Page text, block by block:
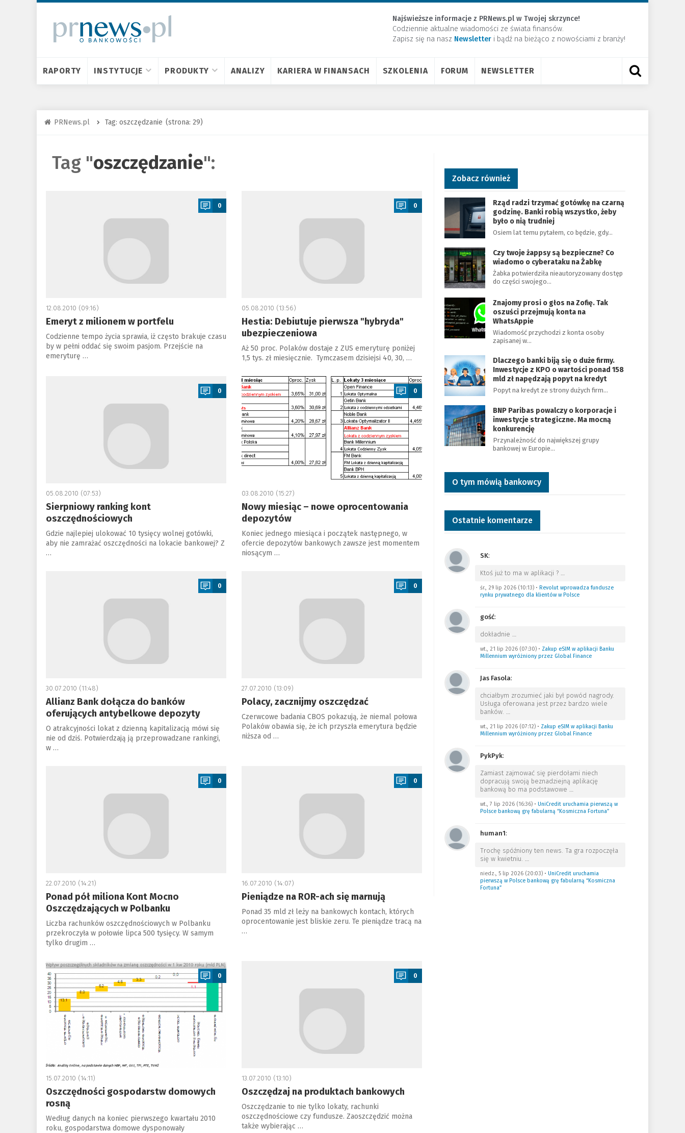
Najświeższe informacje z PRNews.pl w Twojej skrzynce!
Codziennie aktualne wiadomości ze świata finansów.
Zapisz się na nasz Newsletter ​i bądź na bieżąco z nowościami z branży!
RAPORTY INSTYTUCJE PRODUKTY ANALIZY KARIERA W FINANSACH SZKOLENIA FORUM NEWSLETTER
PRNews.pl Tag: oszczędzanie (strona: 29)
Tag "oszczędzanie":
0
12.08.2010 (09:16)
Emeryt z milionem w portfelu
Codzienne tempo życia sprawia, iż często brakuje czasu
by w pełni oddać się swoim pasjom. Przejście na
emeryturę …
0
05.08.2010 (13:56)
Hestia: Debiutuje pierwsza "hybryda"
ubezpieczeniowa
Aż 50 proc. Polaków dostaje z ZUS emeryturę poniżej
1,5 tys. zł miesięcznie. Tymczasem dzisiejsi 40, 30, …
0
05.08.2010 (07:53)
Sierpniowy ranking kont
oszczędnościowych
Gdzie najlepiej ulokować 10 tysięcy wolnej gotówki,
aby nie zamrażać oszczędności na lokacie bankowej? Z
…
a
0
03.08.2010 (15:27)
Nowy miesiąc – nowe oprocentowania
depozytów
Koniec jednego miesiąca i początek następnego, w
ofercie depozytów bankowych zawsze jest momentem
niosącym …
0
30.07.2010 (11:48)
Allianz Bank dołącza do banków
oferujących antybelkowe depozyty
O atrakcyjności lokat z dzienną kapitalizacją mówi się
nie od dziś. Potwierdzają ją przeprowadzane rankingi,
w …
0
27.07.2010 (13:09)
Polacy, zacznijmy oszczędzać
Czerwcowe badania CBOS pokazują, że niemal połowa
Polaków obawia się, że ich przyszła emerytura będzie
niższa od …
0
22.07.2010 (14:21)
Ponad pół miliona Kont Mocno
Oszczędzających w Polbanku
Liczba rachunków oszczędnościowych w Polbanku
przekroczyła w połowie lipca 500 tysięcy. W samym
tylko drugim …
0
16.07.2010 (14:07)
Pieniądze na ROR-ach się marnują
Ponad 35 mld zł leży na bankowych kontach, których
oprocentowanie jest bliskie zeru. Te pieniądze tracą na
…
a
0
15.07.2010 (14:11)
Oszczędności gospodarstw domowych
rosną
Według danych na koniec pierwszego kwartału 2010
roku, gospodarstwa domowe dysponowały
0
13.07.2010 (13:10)
Oszczędzaj na produktach bankowych
Oszczędzanie to nie tylko lokaty, rachunki
oszczędnościowe czy fundusze. Zaoszczędzić można
także wybierając …
Zobacz również
Rząd radzi trzymać gotówkę na czarną
godzinę. Banki robią wszystko, żeby
było o nią trudniej
Osiem lat temu pytałem, co będzie, gdy…
Czy twoje żappsy są bezpieczne? Co
wiadomo o cyberataku na Żabkę
Żabka potwierdziła nieautoryzowany dostęp
do części swojego…
Znajomy prosi o głos na Zofię. Tak
oszuści przejmują konta na
WhatsAppie
Wiadomość przychodzi z konta osoby
zapisanej w…
Dlaczego banki biją się o duże firmy.
Inwestycje z KPO o wartości ponad 158
mld zł napędzają popyt na kredyt
Popyt na kredyt ze strony dużych firm…
BNP Paribas powalczy o korporacje i
inwestycje strategiczne. Ma mocną
konkurencję
Przynależność do największej grupy
bankowej w Europie…
O tym mówią bankowcy
Ostatnie komentarze
SK:
Ktoś już to ma w aplikacji ? …
śr., 29 lip 2026 (10:13)• Revolut wprowadza fundusze
rynku prywatnego dla klientów w Polsce
gość:
dokładnie …
wt., 21 lip 2026 (07:30)• Zakup eSIM w aplikacji Banku
Millennium wyróżniony przez Global Finance
Jas Fasola:
chciałbym zrozumieć jaki był powód nagrody.
Usługa oferowana jest przez bardzo wiele
banków. …
wt., 21 lip 2026 (07:12)• Zakup eSIM w aplikacji Banku
Millennium wyróżniony przez Global Finance
PykPyk:
Zamiast zajmować się pierdołami niech
dopracują swoją beznadziejną aplikację
bankową bo ma podstawowe …
wt., 7 lip 2026 (16:36)• UniCredit uruchamia pierwszą w
Polsce bankową grę fabularną “Kosmiczna Fortuna”
human1:
Trochę spóźniony ten news. Ta gra rozpoczęła
się w kwietniu. …
niedz., 5 lip 2026 (20:03)• UniCredit uruchamia
pierwszą w Polsce bankową grę fabularną “Kosmiczna
Fortuna”